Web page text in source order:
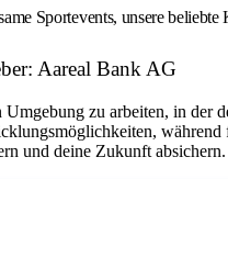
Sportevents, unsere
Aareal Bank AG
zu arbeiten, in der
und deine Zukunft absichern.